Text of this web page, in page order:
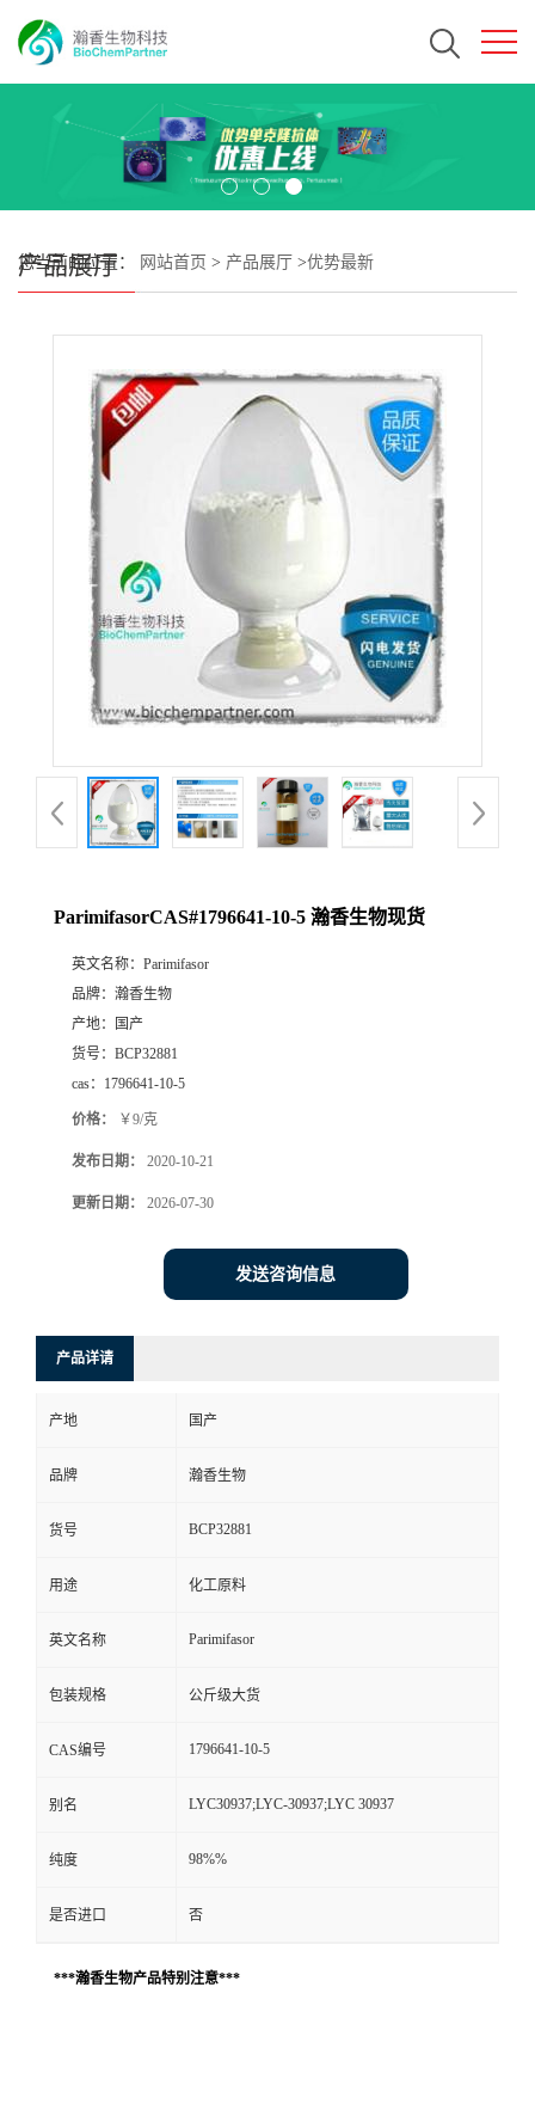
产品展厅
您当前的位置： 网站首页 > 产品展厅 >优势最新
ParimifasorCAS#1796641-10-5 瀚香生物现货
英文名称： Parimifasor
品牌： 瀚香生物
产地：
国产
货号： BCP32881
cas： 1796641-10-5
价格： ￥9/克
发布日期： 2020-10-21
更新日期： 2026-07-30
发送咨询信息
产品详请
产地 国产
品牌 瀚香生物
货号 BCP32881
用途 化工原料
英文名称 Parimifasor
包装规格 公斤级大货
CAS编号 1796641-10-5
别名 LYC30937;LYC-30937;LYC 30937
纯度 98%%
是否进口 否
***瀚香生物产品特别注意***